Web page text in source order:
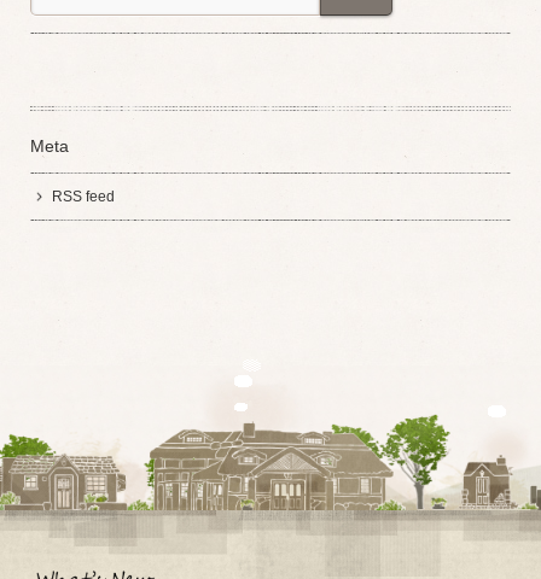
Meta
RSS feed